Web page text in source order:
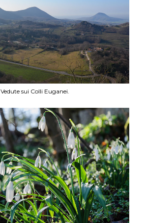
Vedute sui Colli Euganei.